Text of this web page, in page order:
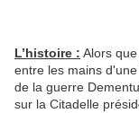
L’histoire : Alors
entre les mains
de la guerre
sur la Citadelle